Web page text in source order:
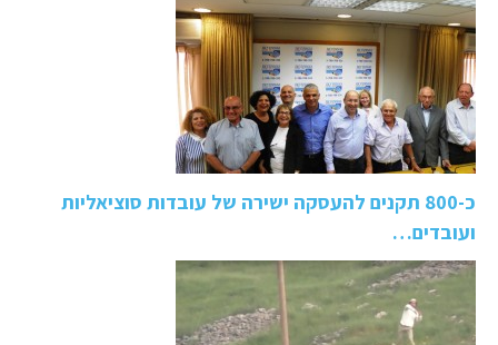
כ-800 תקנים להעסקה ישירה של עובדות סוציאליות
ועובדים…